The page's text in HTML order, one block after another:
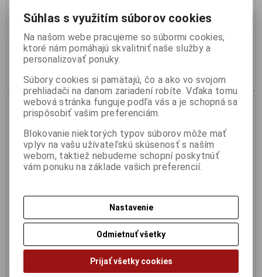
kontakty 50 mikrometrov zlata,
každý kábel je elektronicky
4,18 €
3,40 € (Cena bez DPH)
Kúpiť
kontakty 50 mikrometrov zlata,
každý kábel je elektronicky
7,38 €
Kúpiť
Kábel FTP 20 m
Siet560
pohyblivé lanko, pozlátené
kontakty 50 mikrometrov zlata,
Telefónny konektor 6P4C
Katalógové číslo:
pozlátené konektory
Súhlas s využitím súborov cookies
Na našom webe pracujeme so súbormi cookies,
ktoré nám pomáhajú skvalitniť naše služby a
personalizovať ponuky.
Súbory cookies si pamätajú, čo a ako vo svojom
prehliadači na danom zariadení robíte. Vďaka tomu
webová stránka funguje podľa vás a je schopná sa
prispôsobiť vašim preferenciám.
Blokovanie niektorých typov súborov môže mať
vplyv na vašu užívateľskú skúsenosť s naším
webom, taktiež nebudeme schopní poskytnúť
vám ponuku na základe vašich preferencií.
Nastavenie
Odmietnuť všetky
Prijať všetky cookies